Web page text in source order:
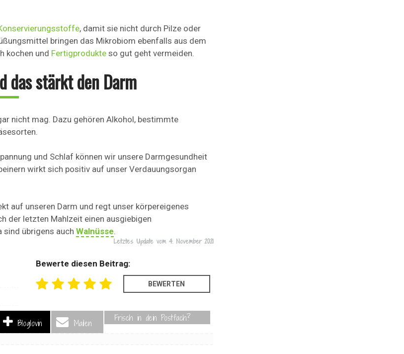
, damit sie nicht durch Pilze oder
bringen das Mikrobiom ebenfalls aus dem
kochen und Fertigprodukte so gut geht vermeiden.
das stärkt den Darm
nicht mag. Dazu gehören Alkohol, bestimmte
und Schlaf können wir unsere Darmgesundheit
wirkt sich positiv auf unser Verdauungsorgan
auf unseren Darm und regt unser körpereigenes
der letzten Mahlzeit einen ausgiebigen
sind übrigens auch Walnüsse.
Letztes Update vom 4. November 2021
Bewerte diesen Beitrag:
Bloglovin Mailen Frisch in dein Postfach?